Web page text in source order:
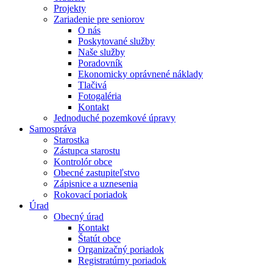
Projekty
Zariadenie pre seniorov
O nás
Poskytované služby
Naše služby
Poradovník
Ekonomicky oprávnené náklady
Tlačivá
Fotogaléria
Kontakt
Jednoduché pozemkové úpravy
Samospráva
Starostka
Zástupca starostu
Kontrolór obce
Obecné zastupiteľstvo
Zápisnice a uznesenia
Rokovací poriadok
Úrad
Obecný úrad
Kontakt
Štatút obce
Organizačný poriadok
Registratúrny poriadok